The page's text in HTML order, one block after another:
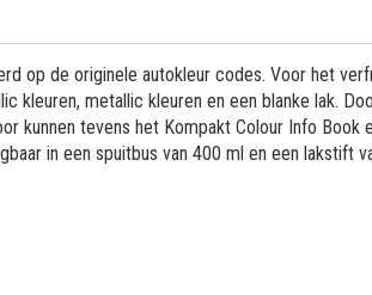
op de originele autokleur codes. Voor het
kleuren, metallic kleuren en een blanke lak.
kunnen tevens het Kompakt Colour Info Book
in een spuitbus van 400 ml en een lakstift